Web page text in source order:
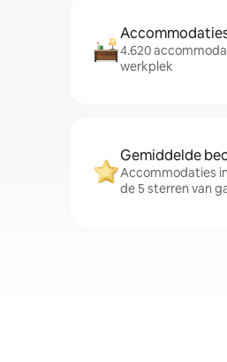
4.620
werkplek
Gemiddelde
Accommodaties
de 5 sterren van